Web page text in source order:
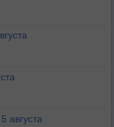
августа